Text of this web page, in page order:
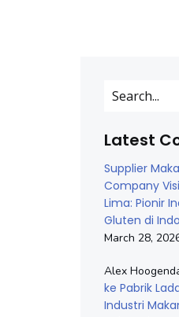
Latest
Supplier
Company
Lima: Pionir
Gluten di
March 28,
Alex
ke Pabrik
Industri